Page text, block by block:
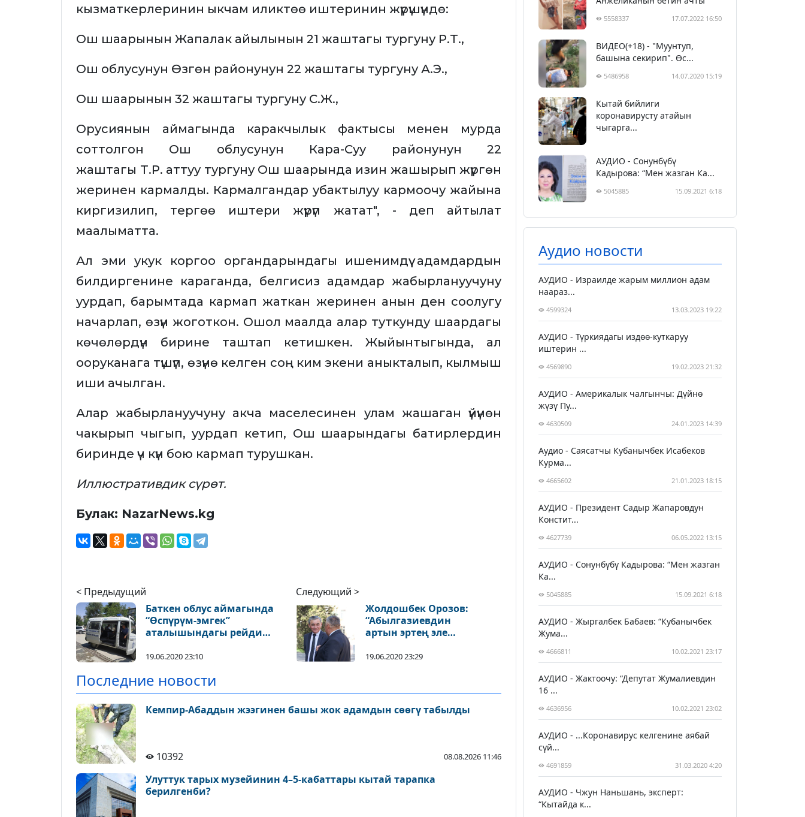
кызматкерлеринин ыкчам иликтөө иштеринин жүрүшүндө:
Ош шаарынын Жапалак айылынын 21 жаштагы тургуну Р.Т.,
Ош облусунун Өзгөн районунун 22 жаштагы тургуну А.Э.,
Ош шаарынын 32 жаштагы тургуну С.Ж.,
Орусиянын аймагында каракчылык фактысы менен мурда
соттолгон Ош облусунун Кара-Суу районунун 22
жаштагы Т.Р. аттуу тургуну Ош шаарында изин жашырып жүргөн
жеринен кармалды. Кармалгандар убактылуу кармоочу жайына
киргизилип, тергөө иштери жүрүп жатат", - деп айтылат
маалыматта.
Ал эми укук коргоо органдарындагы ишенимдүү адамдардын
билдиргенине караганда, белгисиз адамдар жабырлануучуну
уурдап, барымтада кармап жаткан жеринен анын ден соолугу
начарлап, өзүн жоготкон. Ошол маалда алар туткунду шаардагы
көчөлөрдүн бирине таштап кетишкен. Жыйынтыгында, ал
ооруканага түшүп, өзүнө келген соң ким экени аныкталып, кылмыш
иши ачылган.
Алар жабырлануучуну акча маселесинен улам жашаган үйүнөн
чакырып чыгып, уурдап кетип, Ош шаарындагы батирлердин
биринде үч күн бою кармап турушкан.
Иллюстративдик сүрөт.
Булак: NazarNews.kg
< Предыдущий
Баткен облус аймагында
“Өспүрүм-эмгек”
аталышындагы рейди
19.06.2020 23:10
Следующий >
Жолдошбек Орозов:
“Абылгазиевдин
артын эртең эле
19.06.2020 23:29
Последние новости
Кемпир-Абаддын жээгинен башы жок адамдын сөөгү табылды
10392 08.08.2026 11:46
Улуттук тарых музейинин 4–5-кабаттары кытай тарапка
берилгенби?
5558337 17.07.2022 16:50
ВИДЕО(+18) - "Муунтуп,
башына секирип". Өс...
5486958 14.07.2020 15:19
Кытай бийлиги
коронавирусту атайын
чыгарга...
АУДИО - Сонунбүбү
Кадырова: “Мен жазган Ка...
5045885 15.09.2021 6:18
Аудио новости
АУДИО - Израилде жарым миллион адам
наараз...
4599324 13.03.2023 19:22
АУДИО - Түркиядагы издөө-куткаруу
иштерин ...
4569890 19.02.2023 21:32
АУДИО - Америкалык чалгынчы: Дүйнө
жүзү Пу...
4630509 24.01.2023 14:39
Аудио - Саясатчы Кубанычбек Исабеков
Курма...
4665602 21.01.2023 18:15
АУДИО - Президент Садыр Жапаровдун
Констит...
4627739 06.05.2022 13:15
АУДИО - Сонунбүбү Кадырова: “Мен жазган
Ка...
5045885 15.09.2021 6:18
АУДИО - Жыргалбек Бабаев: “Кубанычбек
Жума...
4666811 10.02.2021 23:17
АУДИО - Жактоочу: “Депутат Жумалиевдин
16 ...
4636956 10.02.2021 23:02
АУДИО - ...Коронавирус келгенине аябай
сүй...
4691859 31.03.2020 4:20
АУДИО - Чжун Наньшань, эксперт:
“Кытайда к...